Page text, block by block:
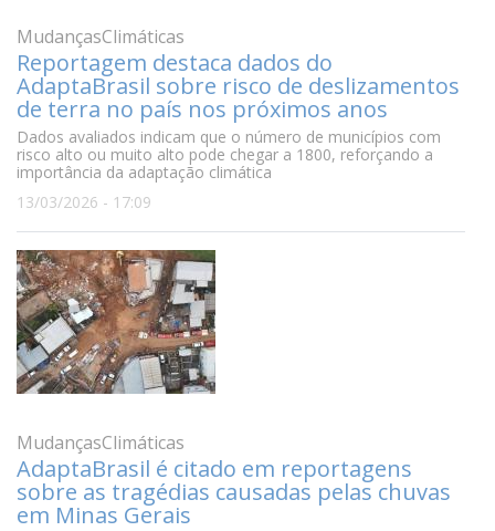
MudançasClimáticas
Reportagem destaca dados do
AdaptaBrasil sobre risco de deslizamentos
de terra no país nos próximos anos
Dados avaliados indicam que o número de municípios com
risco alto ou muito alto pode chegar a 1800, reforçando a
importância da adaptação climática
13/03/2026 - 17:09
MudançasClimáticas
AdaptaBrasil é citado em reportagens
sobre as tragédias causadas pelas chuvas
em Minas Gerais